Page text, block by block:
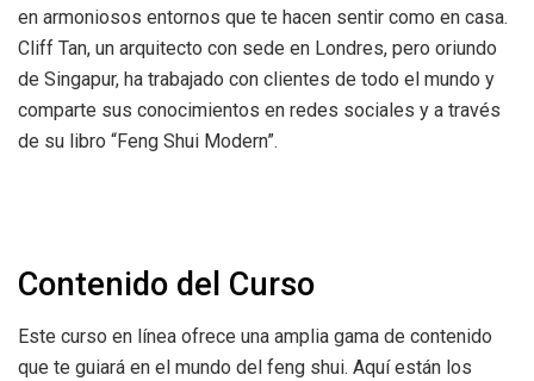
en armoniosos entornos que te hacen sentir como en casa.
Cliff Tan, un arquitecto con sede en Londres, pero oriundo
de Singapur, ha trabajado con clientes de todo el mundo y
comparte sus conocimientos en redes sociales y a través
de su libro “Feng Shui Modern”.
Contenido del Curso
Este curso en línea ofrece una amplia gama de contenido
que te guiará en el mundo del feng shui. Aquí están los